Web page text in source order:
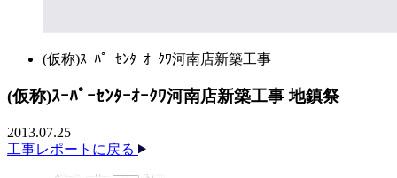
(仮称)ｽｰﾊﾟｰｾﾝﾀｰｵｰｸﾜ河南店新築工事
(仮称)ｽｰﾊﾟｰｾﾝﾀｰｵｰｸﾜ河南店新築工事 地鎮祭
2013.07.25
工事レポートに戻る